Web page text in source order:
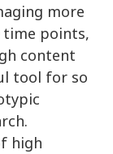
more
time points,
content
tool for so
high